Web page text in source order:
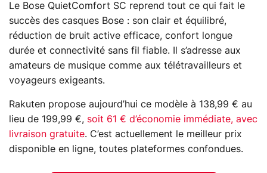
Le Bose QuietComfort SC reprend tout ce qui fait le
succès des casques Bose : son clair et équilibré,
réduction de bruit active efficace, confort longue
durée et connectivité sans fil fiable. Il s’adresse aux
amateurs de musique comme aux télétravailleurs et
voyageurs exigeants.
Rakuten propose aujourd’hui ce modèle à 138,99 € au
lieu de 199,99 €, soit 61 € d’économie immédiate, avec
livraison gratuite. C’est actuellement le meilleur prix
disponible en ligne, toutes plateformes confondues.